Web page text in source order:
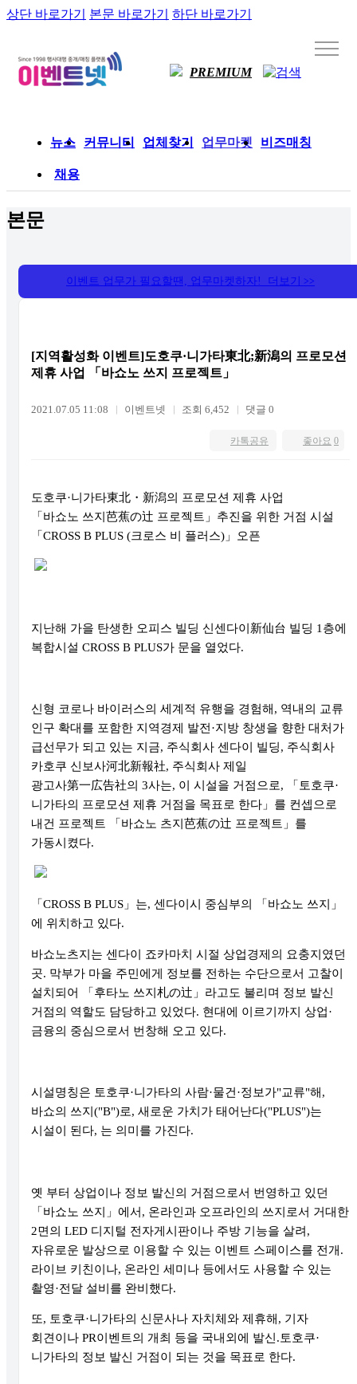
상단 바로가기 본문 바로가기 하단 바로가기
PREMIUM
뉴스 커뮤니티 업체찾기 업무마켓 비즈매칭
채용
본문
이벤트 업무가 필요할땐, 업무마켓하자! 더보기 >>
[지역활성화 이벤트]도호쿠·니가타東北;新潟의 프로모션
제휴 사업 「바쇼노 쓰지 프로젝트」
2021.07.05 11:08 이벤트넷 조회 6,452 댓글 0
좋아요 0
카톡공유
도호쿠·니가타東北 ・ 新潟의 프로모션 제휴 사업
「바쇼노 쓰지 芭蕉の辻 프로젝트 」 추진을 위한 거점 시설
「 CROSS B PLUS (크로스 비 플러스) 」 오픈
지난해 가을 탄생한 오피스 빌딩 신센다이 新仙台 빌딩 1 층에
복합시설 CROSS B PLUS가 문을 열었다.
신형 코로나 바이러스의 세계적 유행을 경험해 , 역내의 교류
인구 확대를 포함한 지역경제 발전 ·지방 창생을 향한 대처가
급선무가 되고 있는 지금, 주식회사 센다이 빌딩, 주식회사
카호쿠 신보사河北新報社, 주식회사 제일
광고사第一広告社의 3사는, 이 시설을 거점으로, 「 토호쿠·
니가타의 프로모션 제휴 거점을 목표로 한다 」 를 컨셉으로
내건 프로젝트
「 바쇼노 츠지 芭蕉の辻 프로젝트 」 를
가동시켰다.
「 CROSS B PLUS 」 는, 센다이시 중심부의 「 바쇼노 쓰지
」
에 위치하고 있다.
바쇼노츠지는 센다이 죠카마치 시절 상업경제의 요충지였던
곳. 막부가 마을 주민에게 정보를 전하는 수단으로서 고찰이
설치되어
「 후타노 쓰지 札の辻 」 라고도 불리며 정보 발신
거점의 역할도 담당하고 있었다. 현대에 이르기까지 상업·
금융의 중심으로서 번창해 오고 있다.
시설명칭은 토호쿠·니가타의 사람·물건·정보가"교류"해 ,
바쇼의 쓰지 ("B")로, 새로운 가치가 태어난다("PLUS")는
시설이 된다, 는 의미를 가진다.
옛 부터 상업이나 정보 발신의 거점으로서 번영하고 있던
「 바쇼노 쓰지 」 에서 , 온라인과 오프라인의 쓰지로서 거대한
2면의 LED 디지털 전자게시판이나 주방 기능을 살려 ,
자유로운 발상으로 이용할 수 있는 이벤트 스페이스를 전개 .
라이브 키친이나, 온라인 세미나 등에서도 사용할 수 있는
촬영·전달 설비를 완비했다.
또, 토호쿠·니가타의 신문사나 자치체와 제휴해 , 기자
회견이나 PR이벤트의 개최 등을 국내외에 발신.토호쿠·
니가타의 정보 발신 거점이 되는 것을 목표로 한다.